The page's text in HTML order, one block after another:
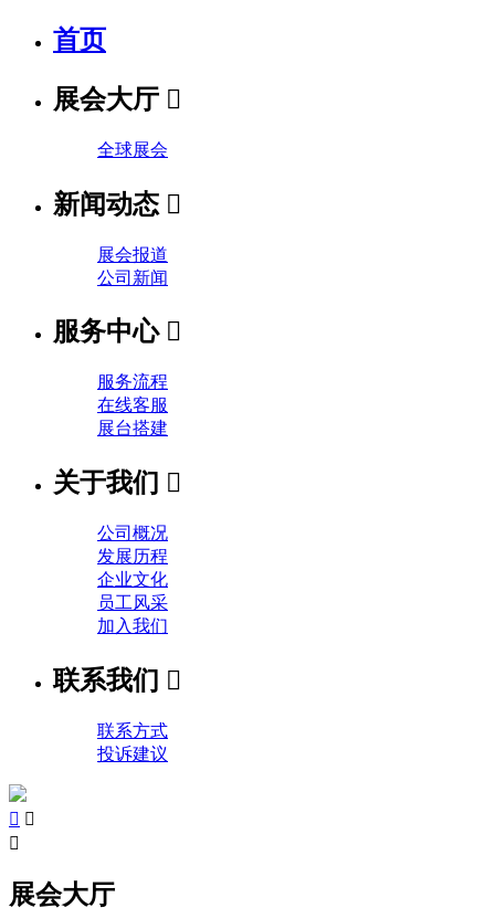
首页
展会大厅 
全球展会
新闻动态 
展会报道
公司新闻
服务中心 
服务流程
在线客服
展台搭建
关于我们 
公司概况
发展历程
企业文化
员工风采
加入我们
联系我们 
联系方式
投诉建议
 

展会大厅